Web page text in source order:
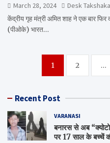
March 28, 2024
Desk
केंद्रीय गृह मंत्री अमित शाह ने एक बार फिर
(पीओके) भारत…
navigation
1 2 …
Recent Post
VARANASI
बनारस से अब
पर 17 साल के बच्चें